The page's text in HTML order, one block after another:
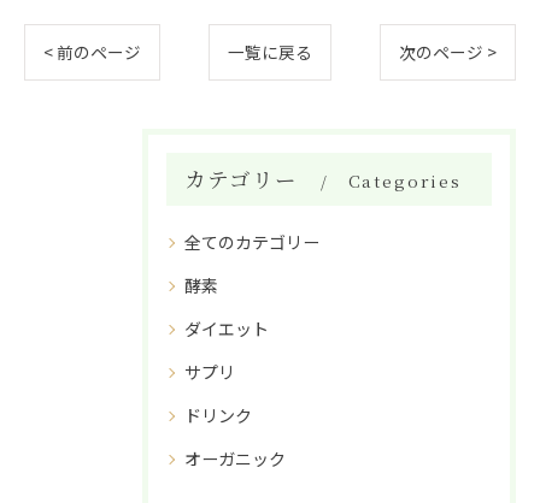
< 前のページ 一覧に戻る 次のページ >
カテゴリー Categories
全てのカテゴリー
酵素
ダイエット
サプリ
ドリンク
オーガニック